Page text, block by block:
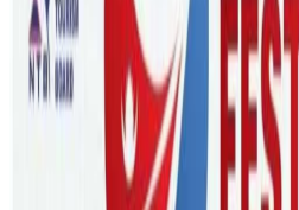
Saturday, 2022 August 27 / 1:04 pm